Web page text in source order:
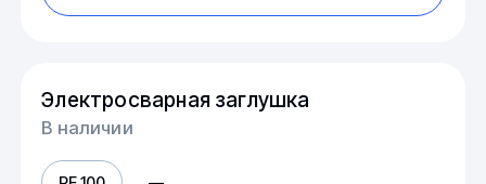
Электросварная заглушка
В наличии